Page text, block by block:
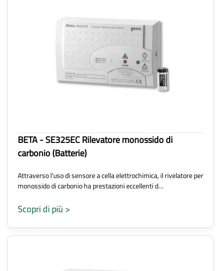
BETA - SE325EC Rilevatore monossido di
carbonio (Batterie)
Attraverso l’uso di sensore a cella elettrochimica, il rivelatore per
monossido di carbonio ha prestazioni eccellenti d…
Scopri di più >